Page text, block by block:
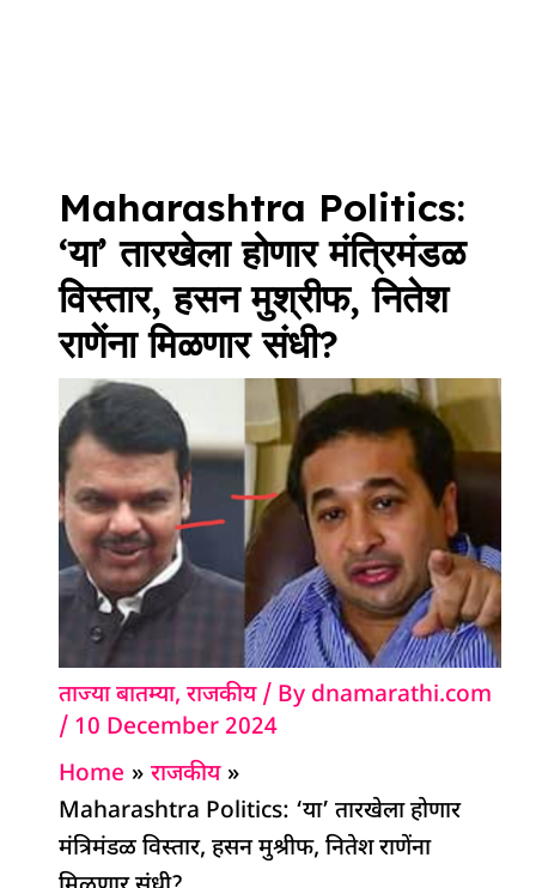
Maharashtra Politics:
‘या’ तारखेला होणार मंत्रिमंडळ
विस्तार, हसन मुश्रीफ, नितेश
राणेंना मिळणार संधी?
ताज्या बातम्या,राजकीय/ By dnamarathi.com
/ 10 December 2024
Home
राजकीय
Maharashtra Politics: ‘या’ तारखेला होणार
मंत्रिमंडळ विस्तार, हसन मुश्रीफ, नितेश राणेंना